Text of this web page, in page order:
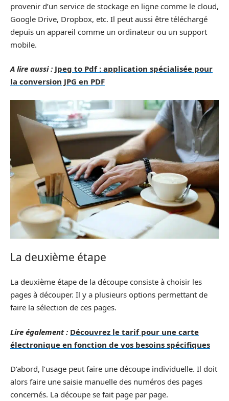
provenir d’un service de stockage en ligne comme le cloud,
Google Drive, Dropbox, etc. Il peut aussi être téléchargé
depuis un appareil comme un ordinateur ou un support
mobile.
A lire aussi : Jpeg to Pdf : application spécialisée pour
la conversion JPG en PDF
La deuxième étape
La deuxième étape de la découpe consiste à choisir les
pages à découper. Il y a plusieurs options permettant de
faire la sélection de ces pages.
Lire également : Découvrez le tarif pour une carte
électronique en fonction de vos besoins spécifiques
D’abord, l’usage peut faire une découpe individuelle. Il doit
alors faire une saisie manuelle des numéros des pages
concernés. La découpe se fait page par page.